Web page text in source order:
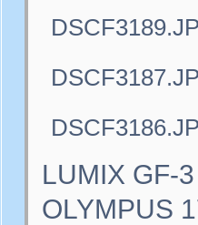
LUMIX GF-
OLYMPUS